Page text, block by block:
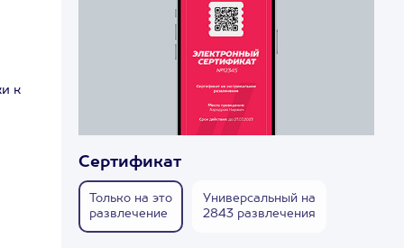
к
Сертификат
Только на это
развлечение
Универсальный на
2843 развлечения